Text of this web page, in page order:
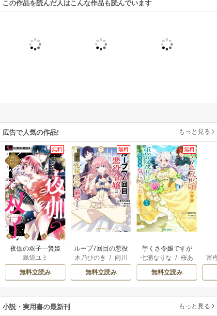
この作品を読んだ人はこんな作品も読んでいます
広告で人気の作品! もっと見る
無料
夜伽の双子―贄姫
は二人の王子に愛
される―
島袋ユミ
無料立読み
無料
ループ7回目の悪役
令嬢は、元敵国で
自由気ままな花嫁
生活を満喫する
木乃ひのき /雨川
透子/八美☆わん
無料立読み
無料
芋くさ令嬢ですが
悪役令息を助けた
ら気に入られまし
た
七浦なりな /桜あ
げは
/ くろでこ
無料立読み
富
小説・実用書の最新刊 もっと見る